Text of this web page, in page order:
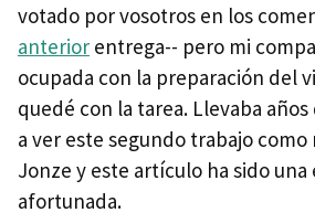
votado por vosotros en los
anterior entrega-- pero mi
ocupada con la preparación del
quedé con la tarea. Llevaba
a ver este segundo trabajo como
Jonze y este artículo ha sido una
afortunada.